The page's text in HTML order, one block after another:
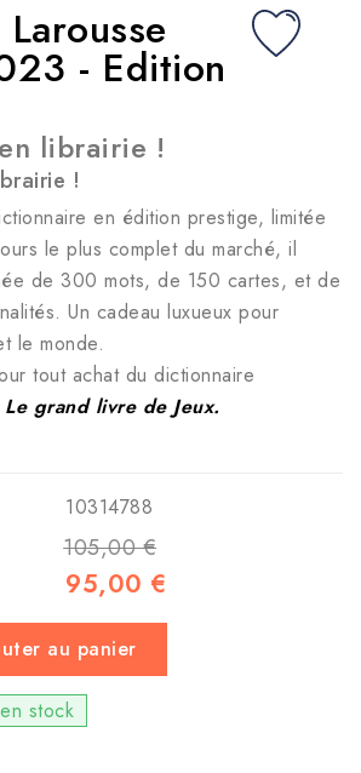
- Edition
librairie !
!
en édition prestige, limitée
le plus complet du marché, il
de 300 mots, de 150 cartes, et de
Un cadeau luxueux pour
le monde.
tout achat du dictionnaire
Le grand livre de Jeux.
10314788
105,00 €
95,00 €
au panier
stock